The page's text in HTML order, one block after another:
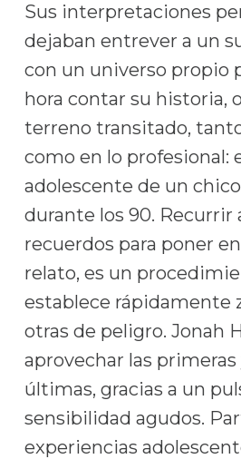
Sus interpretaciones
dejaban entrever a un
con un universo propio
hora contar su historia,
terreno transitado,
como en lo profesional:
adolescente de un
durante los 90. Recurrir
recuerdos para poner
relato, es un
establece rápidamente
otras de peligro. Jonah
aprovechar las primeras
últimas, gracias a un
sensibilidad agudos.
experiencias